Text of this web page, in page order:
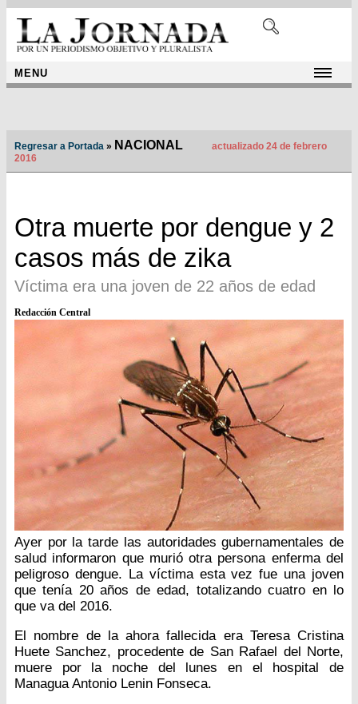
MENU
Regresar a Portada » NACIONAL
actualizado 24 de febrero
2016
Otra muerte por dengue y 2
casos más de zika
Víctima era una joven de 22 años de edad
Redacción Central
Ayer por la tarde las autoridades gubernamentales de
salud informaron que murió otra persona enferma del
peligroso dengue. La víctima esta vez fue una joven
que tenía 20 años de edad, totalizando cuatro en lo
que va del 2016.
El nombre de la ahora fallecida era Teresa Cristina
Huete Sanchez, procedente de San Rafael del Norte,
muere por la noche del lunes en el hospital de
Managua Antonio Lenin Fonseca.